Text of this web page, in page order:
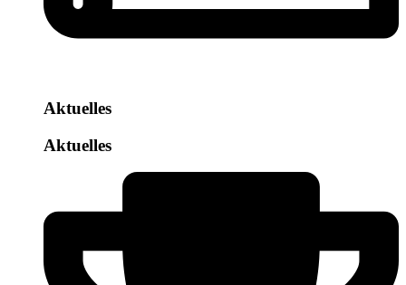
Aktuelles
Aktuelles